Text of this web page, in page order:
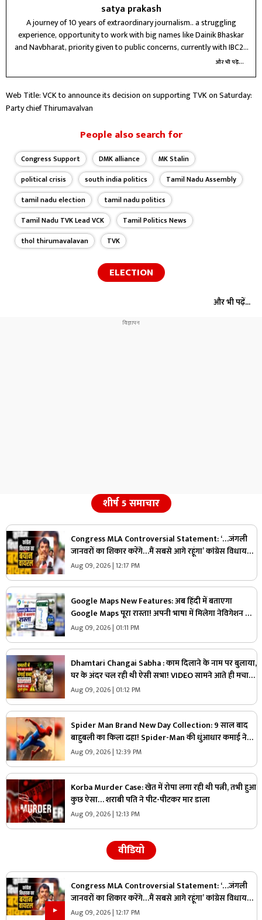
satya prakash
A journey of 10 years of extraordinary journalism.. a struggling
experience, opportunity to work with big names like Dainik Bhaskar
and Navbharat, priority given to public concerns, currently with IBC24
और भी पढ़ें...
Web Title: VCK to announce its decision on supporting TVK on Saturday:
Party chief Thirumavalvan
People also search for
Congress Support DMK alliance
MK Stalin
political crisis
south india politics
Tamil Nadu Assembly
tamil nadu election
tamil nadu politics
Tamil Nadu TVK Lead VCK
Tamil Politics News
thol thirumavalavan
TVK
ELECTION
और भी पढ़ें...
शीर्ष 5 समाचार
Congress MLA Controversial Statement: ‘…जंगली
जानवरों का शिकार करेंगे…मैं सबसे आगे रहूंगा’ कांग्रेस विधायक
ने दिया विवादित बयान, वायरल हो रहा वीडियो
Aug 09, 2026 | 12:17 PM
Google Maps New Features: अब हिंदी में बताएगा
Google Maps पूरा रास्ता! अपनी भाषा में मिलेगा नेविगेशन का
मजेदार अनुभव, जानें कैसे करेगा काम
Aug 09, 2026 | 01:11 PM
Dhamtari Changai Sabha : काम दिलाने के नाम पर बुलाया,
घर के अंदर चल रही थी ऐसी सभा! VIDEO सामने आते ही मचा
बवाल
Aug 09, 2026 | 01:12 PM
Spider Man Brand New Day Collection: 9 साल बाद
बाहुबली का किला ढहा! Spider-Man की धुंआधार कमाई ने
रिकॉर्ड किया ध्वस्त, जानें किस मामले में आगे निकली ये फिल्म
Aug 09, 2026 | 12:39 PM
Korba Murder Case: खेत में रोपा लगा रही थी पत्नी, तभी हुआ
कुछ ऐसा… शराबी पति ने पीट-पीटकर मार डाला
Aug 09, 2026 | 12:13 PM
वीडियो
Congress MLA Controversial Statement: ‘…जंगली
जानवरों का शिकार करेंगे…मैं सबसे आगे रहूंगा’ कांग्रेस विधायक
ने दिया विवादित बयान, वायरल हो रहा वीडियो
Aug 09, 2026 | 12:17 PM